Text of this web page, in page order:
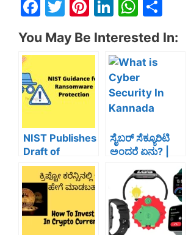
F
a
c
b
o
o
k
T
w
itt
Pi
nt
er
st
Li
k
e
dI
n
W
at
s
A
p
h
ar
You May Be Interested In:
NIST Publishes
Draft of
Ransomware
Guidance
ಸೈಬರ್ ಸೆಕ್ಯೂರಿಟಿ
ಅಂದರೆ ಏನು? |
Security In
Kannada